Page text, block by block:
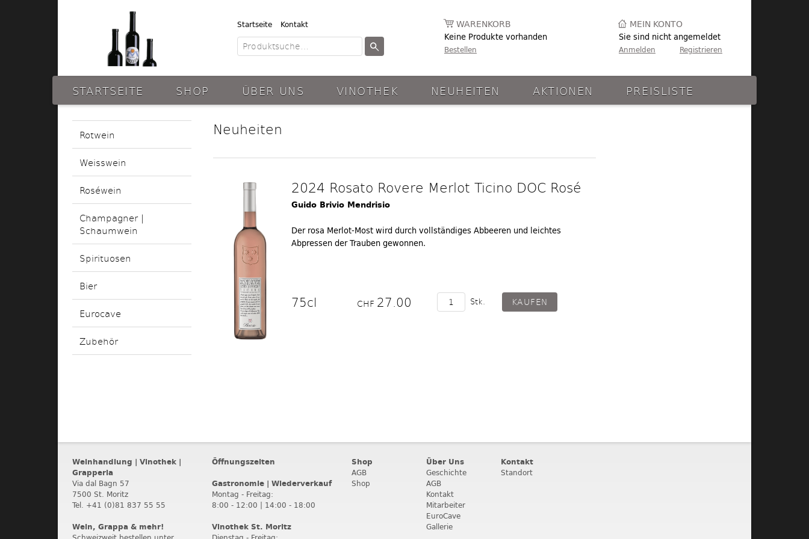
Startseite Kontakt WARENKORB
Keine Produkte vorhanden
Bestellen
MEIN KONTO
Sie sind nicht angemeldet
Anmelden Registrieren
STARTSEITE SHOP ÜBER UNS VINOTHEK NEUHEITEN AKTIONEN PREISLISTE
Rotwein
Weisswein
Roséwein
Champagner |
Schaumwein
Spirituosen
Bier
Eurocave
Zubehör
Neuheiten
2024 Rosato Rovere Merlot Ticino DOC Rosé
Guido Brivio Mendrisio
Der rosa Merlot-Most wird durch vollständiges Abbeeren und leichtes
Abpressen der Trauben gewonnen.
75cl CHF 27.00 Stk.
Weinhandlung | Vinothek |
Grapperia
Via dal Bagn 57
7500 St. Moritz
Tel. +41 (0)81 837 55 55
Wein, Grappa & mehr!
Öffnungszeiten
Gastronomie | Wiederverkauf
Montag - Freitag:
8:00 - 12:00 | 14:00 - 18:00
Vinothek St. Moritz
Shop
AGB
Shop
Über Uns
Geschichte
AGB
Kontakt
Mitarbeiter
EuroCave
Gallerie
Kontakt
Standort